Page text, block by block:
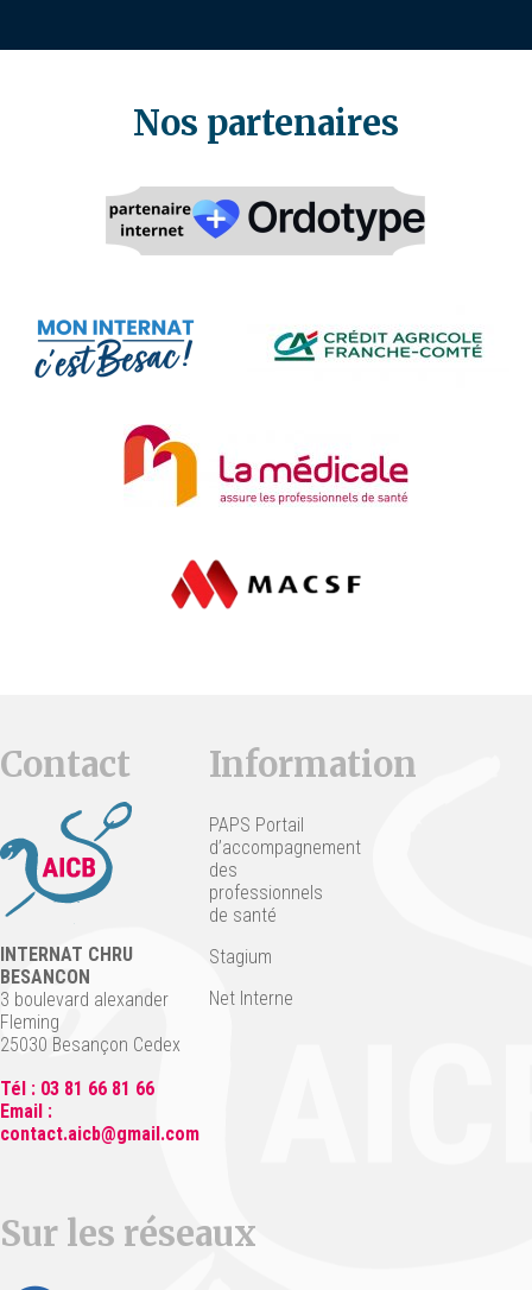
Nos partenaires
Contact
INTERNAT CHRU
BESANCON
3 boulevard alexander
Fleming
25030 Besançon Cedex
Tél : 03 81 66 81 66
Email :
contact.aicb@gmail.com
Information
PAPS Portail
d’accompagnement
des
professionnels
de santé
Stagium
Net Interne
Sur les réseaux